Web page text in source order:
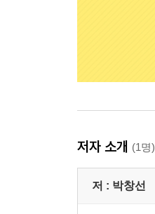
저자 소개 (1명)
저 : 박창선